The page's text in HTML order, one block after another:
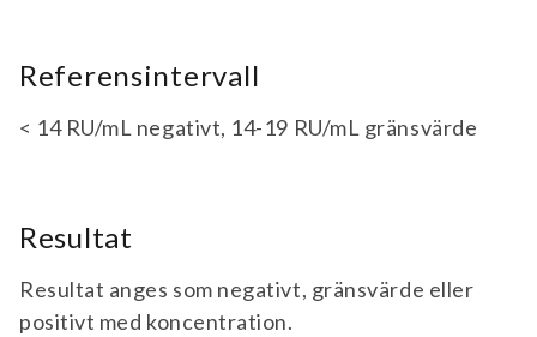
Referensintervall
< 14 RU/mL negativt, 14-19 RU/mL gränsvärde
Resultat
Resultat anges som negativt, gränsvärde eller
positivt med koncentration.